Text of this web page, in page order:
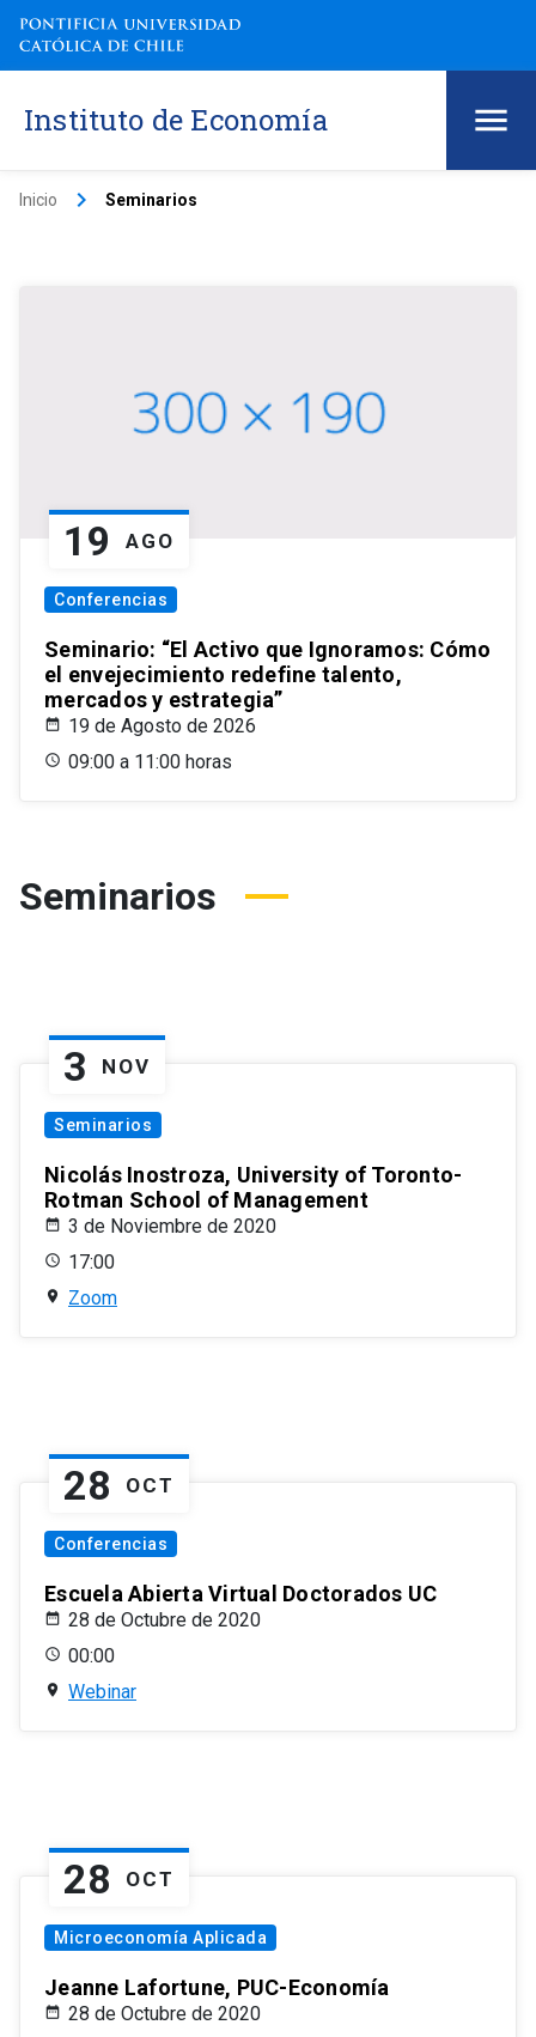
Instituto de Economía
Inicio keyboard_arrow_right Seminarios
19 AGO
Conferencias
Seminario: “El Activo que Ignoramos: Cómo
el envejecimiento redefine talento,
mercados y estrategia”
19 de Agosto de 2026
09:00 a 11:00 horas
Seminarios
3 NOV
Seminarios
Nicolás Inostroza, University of Toronto-
Rotman School of Management
3 de Noviembre de 2020
17:00
Zoom
28 OCT
Conferencias
Escuela Abierta Virtual Doctorados UC
28 de Octubre de 2020
00:00
Webinar
28 OCT
Microeconomía Aplicada
Jeanne Lafortune, PUC-Economía
28 de Octubre de 2020